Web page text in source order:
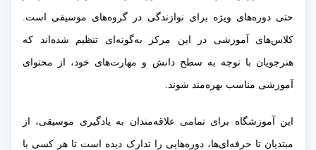
حتی دوره‌های ویژه برای نوازندگی در گروه‌های موسیقی است.
کلاس‌های آموزشی در این مرکز به‌گونه‌ای تنظیم شده‌اند که
هنرجویان با توجه به سطح دانش و مهارت‌های خود، از محتوای
آموزشی مناسب بهره‌مند شوند.
این آموزشگاه برای تمامی علاقه‌مندان به یادگیری موسیقی، از
مبتدیان تا حرفه‌ای‌ها، دوره‌هایی را تدارک دیده است تا هر کسی با